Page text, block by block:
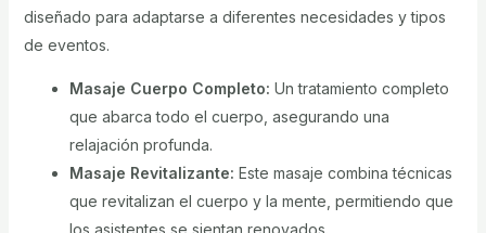
diseñado para adaptarse a diferentes necesidades y tipos
de eventos.
Masaje Cuerpo Completo: Un tratamiento completo
que abarca todo el cuerpo, asegurando una
relajación profunda.
Masaje Revitalizante: Este masaje combina técnicas
que revitalizan el cuerpo y la mente, permitiendo que